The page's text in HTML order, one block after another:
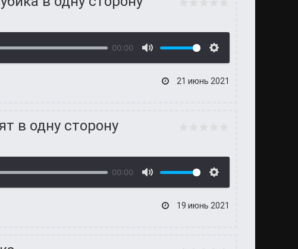
00:00
21 июнь 2021
в одну сторону
00:00
19 июнь 2021